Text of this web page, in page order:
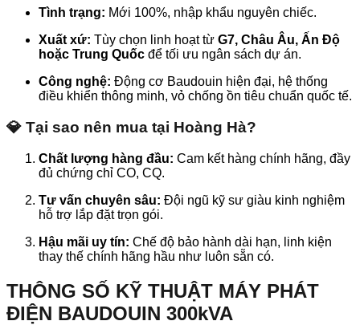
Tình trạng: Mới 100%, nhập khẩu nguyên chiếc.
Xuất xứ: Tùy chọn linh hoạt từ G7, Châu Âu, Ấn Độ
hoặc Trung Quốc để tối ưu ngân sách dự án.
Công nghệ: Động cơ Baudouin hiện đại, hệ thống
điều khiển thông minh, vỏ chống ồn tiêu chuẩn quốc tế.
💎 Tại sao nên mua tại Hoàng Hà?
Chất lượng hàng đầu: Cam kết hàng chính hãng, đầy
đủ chứng chỉ CO, CQ.
Tư vấn chuyên sâu: Đội ngũ kỹ sư giàu kinh nghiệm
hỗ trợ lắp đặt trọn gói.
Hậu mãi uy tín: Chế độ bảo hành dài hạn, linh kiện
thay thế chính hãng hầu như luôn sẵn có.
THÔNG SỐ KỸ THUẬT MÁY PHÁT
ĐIỆN BAUDOUIN 300kVA